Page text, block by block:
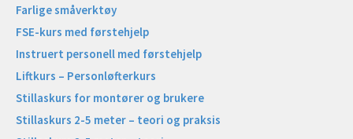
Farlige småverktøy
FSE-kurs med førstehjelp
Instruert personell med førstehjelp
Liftkurs – Personløfterkurs
Stillaskurs for montører og brukere
Stillaskurs 2-5 meter – teori og praksis